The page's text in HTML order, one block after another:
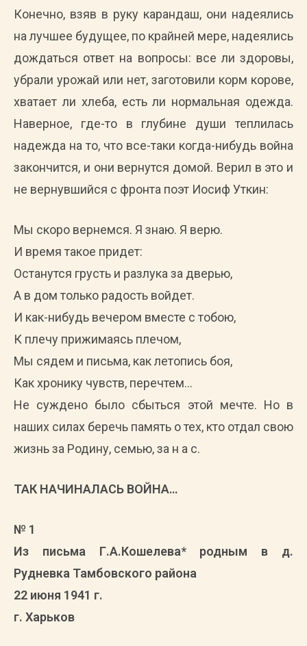
Конечно, взяв в руку карандаш, они надеялись
на лучшее будущее, по крайней мере, надеялись
дождаться ответ на вопросы: все ли здоровы,
убрали урожай или нет, заготовили корм корове,
хватает ли хлеба, есть ли нормальная одежда.
Наверное, где-то в глубине души теплилась
надежда на то, что все-таки когда-нибудь война
закончится, и они вернутся домой. Верил в это и
не вернувшийся с фронта поэт Иосиф Уткин:
Мы скоро вернемся. Я знаю. Я верю.
И время такое придет:
Останутся грусть и разлука за дверью,
А в дом только радость войдет.
И как-нибудь вечером вместе с тобою,
К плечу прижимаясь плечом,
Мы сядем и письма, как летопись боя,
Как хронику чувств, перечтем…
Не суждено было сбыться этой мечте. Но в
наших силах беречь память о тех, кто отдал свою
жизнь за Родину, семью, за н а с.
ТАК НАЧИНАЛАСЬ ВОЙНА…
№ 1
Из письма Г.А.Кошелева* родным в д.
Рудневка Тамбовского района
22 июня 1941 г.
г. Харьков